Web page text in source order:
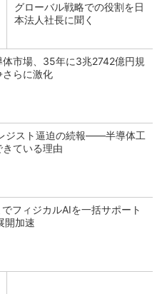
グローバル戦略での役割を日
本法人社長に聞く
市場、35年に3兆2742億円規
らに激化
ジスト逼迫の続報――半導体工
ている理由
フィジカルAIを一括サポート
開加速